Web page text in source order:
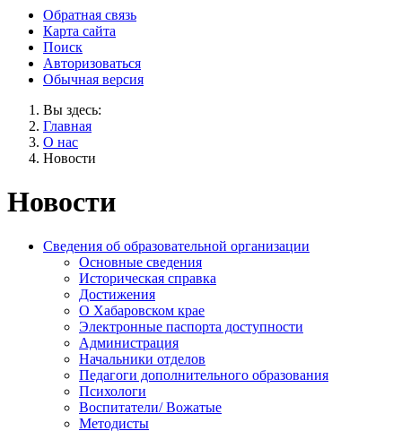
Обратная связь
Карта сайта
Поиск
Авторизоваться
Обычная версия
Вы здесь:
Главная
О нас
Новости
Новости
Сведения об образовательной организации
Основные сведения
Историческая справка
Достижения
О Хабаровском крае
Электронные паспорта доступности
Администрация
Начальники отделов
Педагоги дополнительного образования
Психологи
Воспитатели/ Вожатые
Методисты